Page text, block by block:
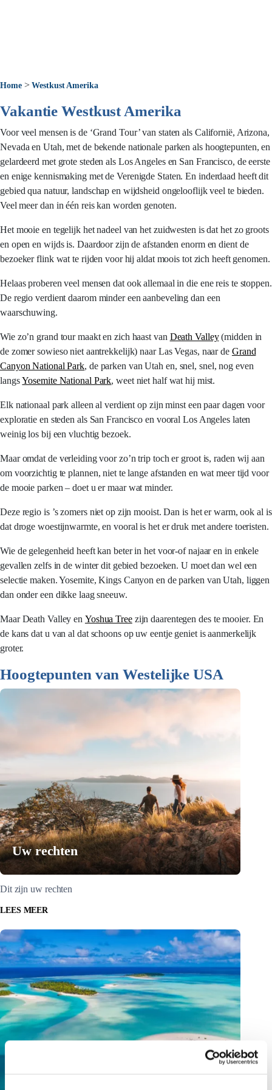
Home>Westkust Amerika
Vakantie Westkust Amerika
Voor veel mensen is de ‘Grand Tour’ van staten als Californië, Arizona,
Nevada en Utah, met de bekende nationale parken als hoogtepunten, en
gelardeerd met grote steden als Los Angeles en San Francisco, de eerste
en enige kennismaking met de Verenigde Staten. En inderdaad heeft dit
gebied qua natuur, landschap en wijdsheid ongelooflijk veel te bieden.
Veel meer dan in één reis kan worden genoten.
Het mooie en tegelijk het nadeel van het zuidwesten is dat het zo groots
en open en wijds is. Daardoor zijn de afstanden enorm en dient de
bezoeker flink wat te rijden voor hij aldat moois tot zich heeft genomen.
Helaas proberen veel mensen dat ook allemaal in die ene reis te stoppen.
De regio verdient daarom minder een aanbeveling dan een
waarschuwing.
Wie zo’n grand tour maakt en zich haast van Death Valley(midden in
de zomer sowieso niet aantrekkelijk) naar Las Vegas, naar de Grand
Canyon National Park, de parken van Utah en, snel, snel, nog even
langsYosemite National Park, weet niet half wat hij mist.
Elk nationaal park alleen al verdient op zijn minst een paar dagen voor
exploratie en steden als San Francisco en vooral Los Angeles laten
weinig los bij een vluchtig bezoek.
Maar omdat de verleiding voor zo’n trip toch er groot is, raden wij aan
om voorzichtig te plannen, niet te lange afstanden en wat meer tijd voor
de mooie parken – doet u er maar wat minder.
Deze regio is ’s zomers niet op zijn mooist. Dan is het er warm, ook al is
dat droge woestijnwarmte, en vooral is het er druk met andere toeristen.
Wie de gelegenheid heeft kan beter in het voor-of najaar en in enkele
gevallen zelfs in de winter dit gebied bezoeken. U moet dan wel een
selectie maken. Yosemite, Kings Canyon en de parken van Utah, liggen
dan onder een dikke laag sneeuw.
Maar Death Valley en Yoshua Treezijn daarentegen des te mooier. En
de kans dat u van al dat schoons op uw eentje geniet is aanmerkelijk
groter.
Hoogtepunten van Westelijke USA
Uw rechten
Dit zijn uw rechten
LEES MEER